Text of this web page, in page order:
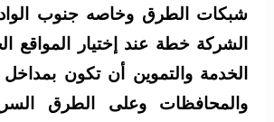
شبكات الطرق وخاصه جنوب
الشركة خطة عند إختيار المواقع
الخدمة والتموين أن تكون
والمحافظات وعلى الطرق